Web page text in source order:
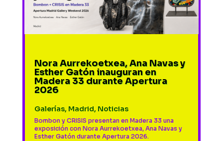
Nora Aurrekoetxea, Ana Navas y
Esther Gatón inauguran en
Madera 33 durante Apertura
2026
Galerías, Madrid, Noticias
Bombon y CRISIS presentan en Madera 33 una
exposición con Nora Aurrekoetxea, Ana Navas y
Esther Gatón durante Apertura 2026.